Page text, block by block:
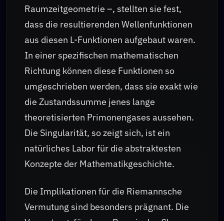
Raumzeitgeometrie –, stellten sie fest,
dass die resultierenden Wellenfunktionen
aus diesen L-Funktionen aufgebaut waren.
In einer spezifischen mathematischen
Richtung können diese Funktionen so
umgeschrieben werden, dass sie exakt wie
die Zustandssumme jenes lange
theoretisierten Primonengases aussehen.
Die Singularität, so zeigt sich, ist ein
natürliches Labor für die abstraktesten
Konzepte der Mathematikgeschichte.
Die Implikationen für die Riemannsche
Vermutung sind besonders prägnant. Die